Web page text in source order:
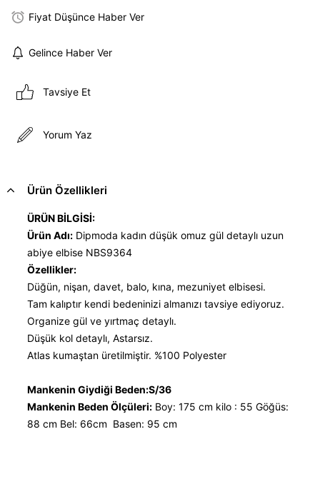
Fiyat Düşünce Haber Ver
Gelince Haber Ver
Tavsiye Et
Yorum Yaz
Ürün Özellikleri
ÜRÜN BİLGİSİ:
Ürün Adı: Dipmoda kadın düşük omuz gül detaylı uzun
abiye elbise NBS9364
Özellikler:
Düğün, nişan, davet, balo, kına, mezuniyet elbisesi.
Tam kalıptır kendi bedeninizi almanızı tavsiye ediyoruz.
Organize gül ve yırtmaç detaylı.
Düşük kol detaylı, Astarsız.
Atlas kumaştan üretilmiştir. %100 Polyester
Mankenin Giydiği Beden:S/36
Mankenin Beden Ölçüleri: Boy: 175 cm kilo : 55 Göğüs:
88 cm Bel: 66cm Basen: 95 cm